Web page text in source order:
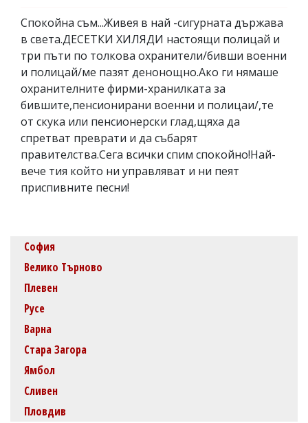
Спокойна съм...Живея в най -сигурната държава
в света.ДЕСЕТКИ ХИЛЯДИ настоящи полицай и
три пъти по толкова охранители/бивши военни
и полицай/ме пазят денонощно.Ако ги нямаше
охранителните фирми-хранилката за
бившите,пенсионирани военни и полицаи/,те
от скука или пенсионерски глад,щяха да
спретват преврати и да събарят
правителства.Сега всички спим спокойно!Най-
вече тия който ни управляват и ни пеят
приспивните песни!
София
Велико Търново
Плевен
Русе
Варна
Стара Загора
Ямбол
Сливен
Пловдив